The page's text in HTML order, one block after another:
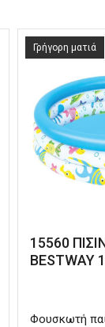
15560
BESTWAY
Φουσκωτή
Γρήγορη ματιά